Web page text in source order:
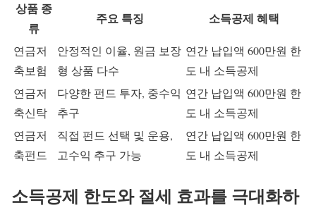
상품 종
류
주요 특징 소득공제 혜택
연금저
축보험
안정적인 이율, 원금 보장
형 상품 다수
연간 납입액 600만원 한
도 내 소득공제
연금저
축신탁
다양한 펀드 투자, 중수익
추구
연간 납입액 600만원 한
도 내 소득공제
연금저
축펀드
직접 펀드 선택 및 운용,
고수익 추구 가능
연간 납입액 600만원 한
도 내 소득공제
소득공제 한도와 절세 효과를 극대화하